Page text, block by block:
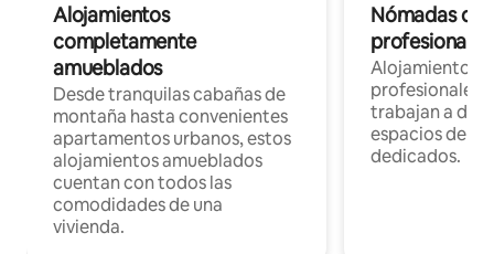
Alojamientos
completamente
amueblados
Desde tranquilas cabañas de
montaña hasta convenientes
apartamentos urbanos, estos
alojamientos amueblados
cuentan con todos las
comodidades de una
vivienda.
Nómadas
Alojamientos
profesionales
trabajan a
espacios de
dedicados.